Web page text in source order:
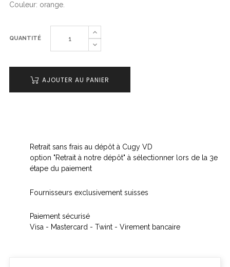
Couleur: orange.
QUANTITÉ
AJOUTER AU PANIER
Retrait sans frais au dépôt à Cugy VD
option "Retrait à notre dépôt" à sélectionner lors de la 3e
étape du paiement
Fournisseurs exclusivement suisses
Paiement sécurisé
Visa - Mastercard - Twint - Virement bancaire